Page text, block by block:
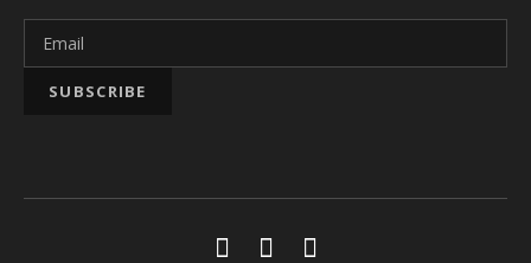
Social Media Profiles
YoutubeFacebook
Soundcloud